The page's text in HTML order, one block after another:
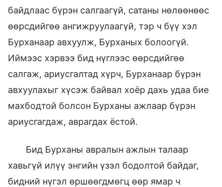
байдлаас бүрэн салгаагүй, сатаны нөлөөнөөс
өөрсдийгөө ангижруулаагүй, тэр ч бүү хэл
Бурханаар авхуулж, Бурханых болоогүй.
Иймээс хэрвээ бид нүглээс өөрсдийгөө
салгаж, ариусгалтад хүрч, Бурханаар бүрэн
авхуулахыг хүсэж байвал хоёр дахь удаа бие
махбодтой болсон Бурханы ажлаар бүрэн
ариусгагдаж, аврагдах ёстой.
Бид Бурханы авралын ажлын талаар
хавьгүй илүү энгийн үзэл бодолтой байдаг,
бидний нүгэл өршөөгдмөгц өөр ямар ч